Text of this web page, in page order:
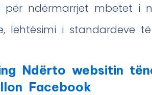
për ndërmarrjet mbetet i
lehtësimi i standardeve
Ndërto websitin
Facebook